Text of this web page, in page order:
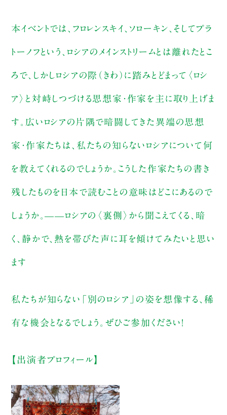
本イベントでは、フロレンスキイ、ソローキン、そしてプラ
トーノフという、ロシアのメインストリームとは離れたとこ
ろで、しかしロシアの際（きわ）に踏みとどまって〈ロシ
ア〉と対峙しつづける思想家・作家を主に取り上げま
す。広いロシアの片隅で暗闘してきた異端の思想
家・作家たちは、私たちの知らないロシアについて何
を教えてくれるのでしょうか。こうした作家たちの書き
残したものを日本で読むことの意味はどこにあるので
しょうか。——ロシアの〈裏側〉から聞こえてくる、暗
く、静かで、熱を帯びた声に耳を傾けてみたいと思い
ます
私たちが知らない「別のロシア」の姿を想像する、稀
有な機会となるでしょう。ぜひご参加ください！
【出演者プロフィール】